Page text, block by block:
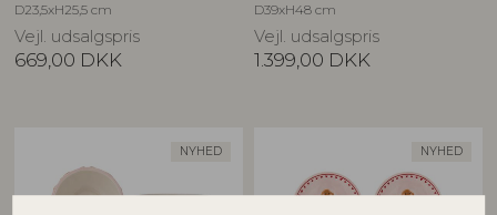
D23,5xH25,5 cm
Vejl. udsalgspris
669,00 DKK
D39xH48 cm
Vejl. udsalgspris
1.399,00 DKK
NYHED NYHED